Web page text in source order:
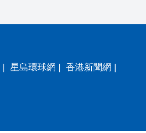
| 星島環球網 | 香港新聞網 |